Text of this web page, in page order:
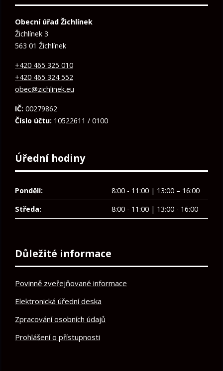
Obecní úřad Žichlínek
Žichlínek 3
563 01 Žichlínek
+420 465 325 010
+420 465 324 552
obec@zichlinek.eu
IČ: 00279862
Číslo účtu: 10522611 / 0100
Úřední hodiny
Pondělí:
8:00 - 11:00 | 13:00 – 16:00
Středa:
8:00 - 11:00 | 13:00 - 16:00
Důležité informace
Povinně zveřejňované informace
Elektronická úřední deska
Zpracování osobních údajů
Prohlášení o přístupnosti